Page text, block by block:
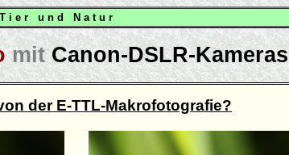
T i e r u n d N a t u r
mitCanon-DSLR-Kameras
der E-TTL-Makrofotografie?